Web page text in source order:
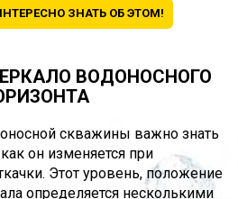
ЗНАТЬ ОБ ЭТОМ!
ВОДОНОСНОГО
скважины важно знать
он изменяется при
Этот уровень, положение
определяется несколькими